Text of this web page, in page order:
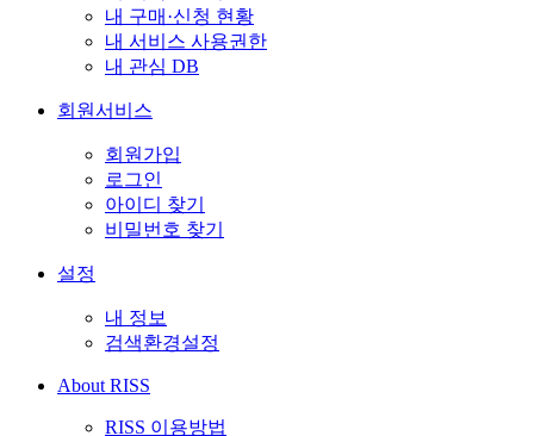
내 구매·신청 현황
내 서비스 사용권한
내 관심 DB
회원서비스
회원가입
로그인
아이디 찾기
비밀번호 찾기
설정
내 정보
검색환경설정
About RISS
RISS 이용방법